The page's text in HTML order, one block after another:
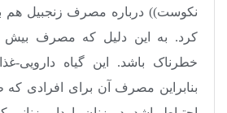
نکوست)) درباره مصرف زنجبیل هم
کرد. به این دلیل که مصرف بیش
خطرناک باشد. این گیاه دارویی-
بنابراین مصرف آن برای افرادی که